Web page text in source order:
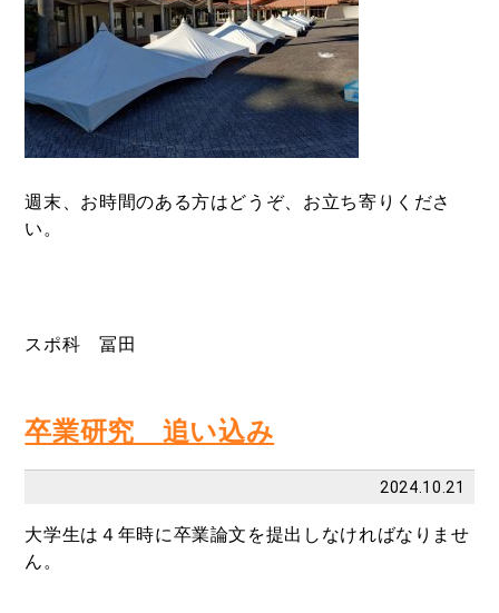
週末、お時間のある方はどうぞ、お立ち寄りくださ
い。
スポ科 冨田
卒業研究 追い込み
2024.10.21
大学生は４年時に卒業論文を提出しなければなりませ
ん。